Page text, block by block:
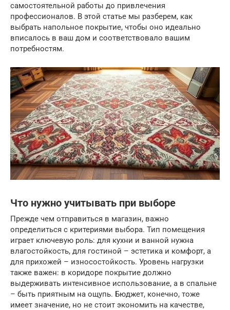
самостоятельной работы до привлечения
профессионалов. В этой статье мы разберем, как
выбрать напольное покрытие, чтобы оно идеально
вписалось в ваш дом и соответствовало вашим
потребностям.
Что нужно учитывать при выборе
Прежде чем отправиться в магазин, важно
определиться с критериями выбора. Тип помещения
играет ключевую роль: для кухни и ванной нужна
влагостойкость, для гостиной – эстетика и комфорт, а
для прихожей – износостойкость. Уровень нагрузки
также важен: в коридоре покрытие должно
выдерживать интенсивное использование, а в спальне
– быть приятным на ощупь. Бюджет, конечно, тоже
имеет значение, но не стоит экономить на качестве,